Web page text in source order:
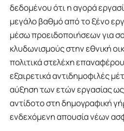
δεδομένου ότι η αγορά
μεγάλο βαθμό από το ξένο
μέσω προειδοποιήσεων για
κλυδωνισμούς στην εθνική
πολιτικά στελέχη
εξαιρετικά αντιδημοφιλές
αύξηση των ετών εργασίας
αντίδοτο στη δημογραφική
ενδεχόμενη απουσία νέων